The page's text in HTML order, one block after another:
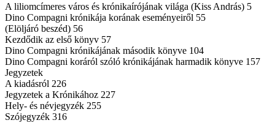
A liliomcímeres város és krónikaírójának világa (Kiss András) 5
Dino Compagni krónikája korának eseményeiről 55
(Elöljáró beszéd) 56
Kezdődik az első könyv 57
Dino Compagni krónikájának második könyve 104
Dino Compagni koráról szóló krónikájának harmadik könyve 157
Jegyzetek
A kiadásról 226
Jegyzetek a Krónikához 227
Hely- és névjegyzék 255
Szójegyzék 316